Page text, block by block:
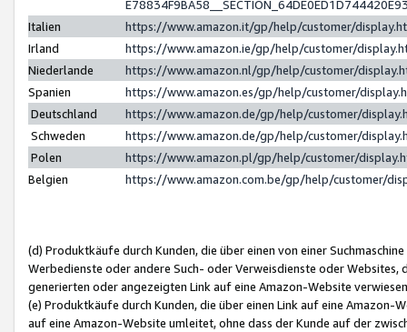
Italien
https://www.amazon.it/gp/help/customer/
Irland
https://www.amazon.ie/gp/help/customer/
Niederlande
https://www.amazon.nl/gp/help/customer/
Spanien
https://www.amazon.es/gp/help/customer/
Deutschland
https://www.amazon.de/gp/help/customer/
Schweden
https://www.amazon.de/gp/help/customer/
Polen
https://www.amazon.pl/gp/help/customer/
Belgien
https://www.amazon.com.be/gp/help/customer/
(d) Produktkäufe durch Kunden, die über einen von einer
Werbedienste oder andere Such- oder Verweisdienste oder Websites,
generierten oder angezeigten Link auf eine Amazon-Website
(e) Produktkäufe durch Kunden, die über einen Link auf eine
auf eine Amazon-Website umleitet, ohne dass der Kunde auf der